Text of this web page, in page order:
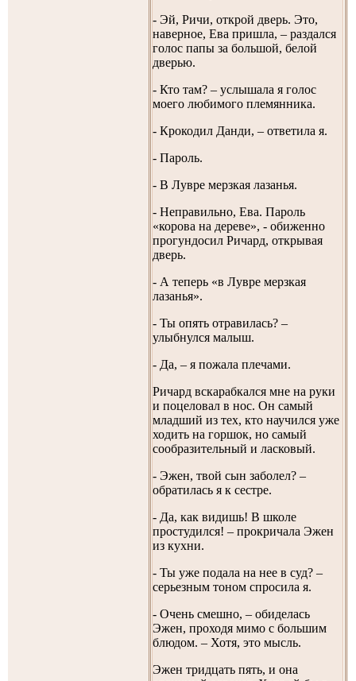
- Эй, Ричи, открой дверь. Это,
наверное, Ева пришла, – раздался
голос папы за большой, белой
дверью.
- Кто там? – услышала я голос
моего любимого племянника.
- Крокодил Данди, – ответила я.
- Пароль.
- В Лувре мерзкая лазанья.
- Неправильно, Ева. Пароль
«корова на дереве», - обиженно
прогундосил Ричард, открывая
дверь.
- А теперь «в Лувре мерзкая
лазанья».
- Ты опять отравилась? –
улыбнулся малыш.
- Да, – я пожала плечами.
Ричард вскарабкался мне на руки
и поцеловал в нос. Он самый
младший из тех, кто научился уже
ходить на горшок, но самый
сообразительный и ласковый.
- Эжен, твой сын заболел? –
обратилась я к сестре.
- Да, как видишь! В школе
простудился! – прокричала Эжен
из кухни.
- Ты уже подала на нее в суд? –
серьезным тоном спросила я.
- Очень смешно, – обиделась
Эжен, проходя мимо с большим
блюдом. – Хотя, это мысль.
Эжен тридцать пять, и она